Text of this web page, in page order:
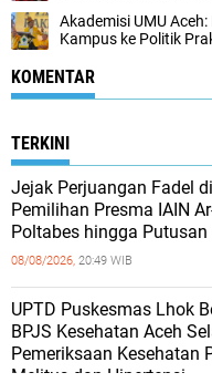
Akademisi UMU
Kampus ke Politik
KOMENTAR
TERKINI
Jejak Perjuangan Fadel
Pemilihan Presma IAIN
Poltabes hingga Putusan
08/08/2026, 20:49 WIB
UPTD Puskesmas Lhok
BPJS Kesehatan Aceh
Pemeriksaan Kesehatan
Melitus dan Hipertensi